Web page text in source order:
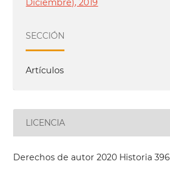
Diciembre), 2019
SECCIÓN
Artículos
LICENCIA
Derechos de autor 2020 Historia 396